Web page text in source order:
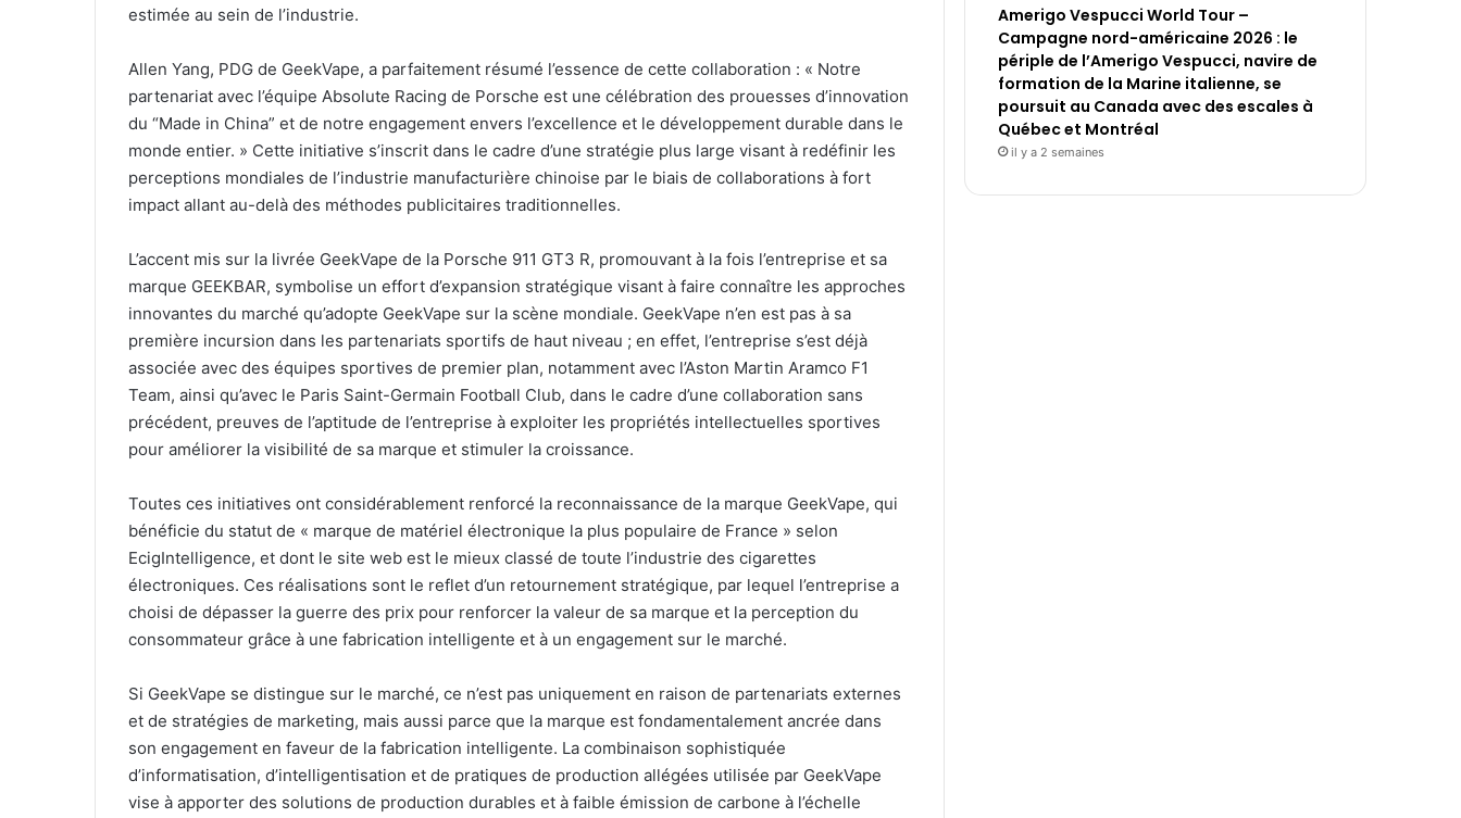
estimée au sein de l’industrie.
Allen Yang, PDG de GeekVape, a parfaitement résumé l’essence de cette collaboration : « Notre
partenariat avec l’équipe Absolute Racing de Porsche est une célébration des prouesses d’innovation
du “Made in China” et de notre engagement envers l’excellence et le développement durable dans le
monde entier. » Cette initiative s’inscrit dans le cadre d’une stratégie plus large visant à redéfinir les
perceptions mondiales de l’industrie manufacturière chinoise par le biais de collaborations à fort
impact allant au-delà des méthodes publicitaires traditionnelles.
L’accent mis sur la livrée GeekVape de la Porsche 911 GT3 R, promouvant à la fois l’entreprise et sa
marque GEEKBAR, symbolise un effort d’expansion stratégique visant à faire connaître les approches
innovantes du marché qu’adopte GeekVape sur la scène mondiale. GeekVape n’en est pas à sa
première incursion dans les partenariats sportifs de haut niveau ; en effet, l’entreprise s’est déjà
associée avec des équipes sportives de premier plan, notamment avec l’Aston Martin Aramco F1
Team, ainsi qu’avec le Paris Saint-Germain Football Club, dans le cadre d’une collaboration sans
précédent, preuves de l’aptitude de l’entreprise à exploiter les propriétés intellectuelles sportives
pour améliorer la visibilité de sa marque et stimuler la croissance.
Toutes ces initiatives ont considérablement renforcé la reconnaissance de la marque GeekVape, qui
bénéficie du statut de « marque de matériel électronique la plus populaire de France » selon
EcigIntelligence, et dont le site web est le mieux classé de toute l’industrie des cigarettes
électroniques. Ces réalisations sont le reflet d’un retournement stratégique, par lequel l’entreprise a
choisi de dépasser la guerre des prix pour renforcer la valeur de sa marque et la perception du
consommateur grâce à une fabrication intelligente et à un engagement sur le marché.
Si GeekVape se distingue sur le marché, ce n’est pas uniquement en raison de partenariats externes
et de stratégies de marketing, mais aussi parce que la marque est fondamentalement ancrée dans
son engagement en faveur de la fabrication intelligente. La combinaison sophistiquée
d’informatisation, d’intelligentisation et de pratiques de production allégées utilisée par GeekVape
vise à apporter des solutions de production durables et à faible émission de carbone à l’échelle
Amerigo Vespucci World Tour –
Campagne nord-américaine 2026 : le
périple de l’Amerigo Vespucci, navire de
formation de la Marine italienne, se
poursuit au Canada avec des escales à
Québec et Montréal
il y a 2 semaines